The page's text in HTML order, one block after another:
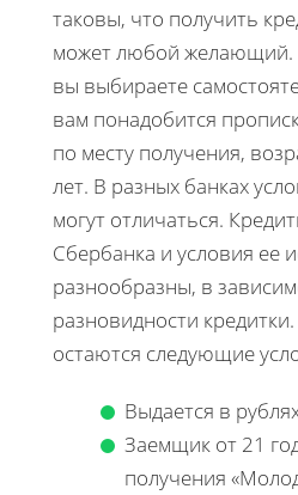
таковы, что получить
может любой желающий.
вы выбираете
вам понадобится
по месту получения,
лет. В разных банках
могут отличаться.
Сбербанка и условия ее
разнообразны, в
разновидности
остаются следующие
Выдается в
Заемщик от 21
получения